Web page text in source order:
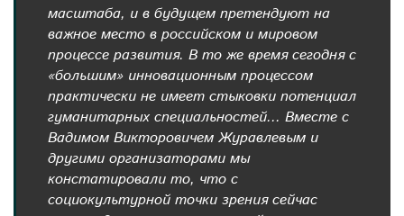
масштаба, и в будущем претендуют на
важное место в российском и мировом
процессе развития. В то же время сегодня с
«большим» инновационным процессом
практически не имеет стыковки потенциал
гуманитарных специальностей... Вместе с
Вадимом Викторовичем Журавлевым и
другими организаторами мы
констатировали то, что с
социокультурной точки зрения сейчас